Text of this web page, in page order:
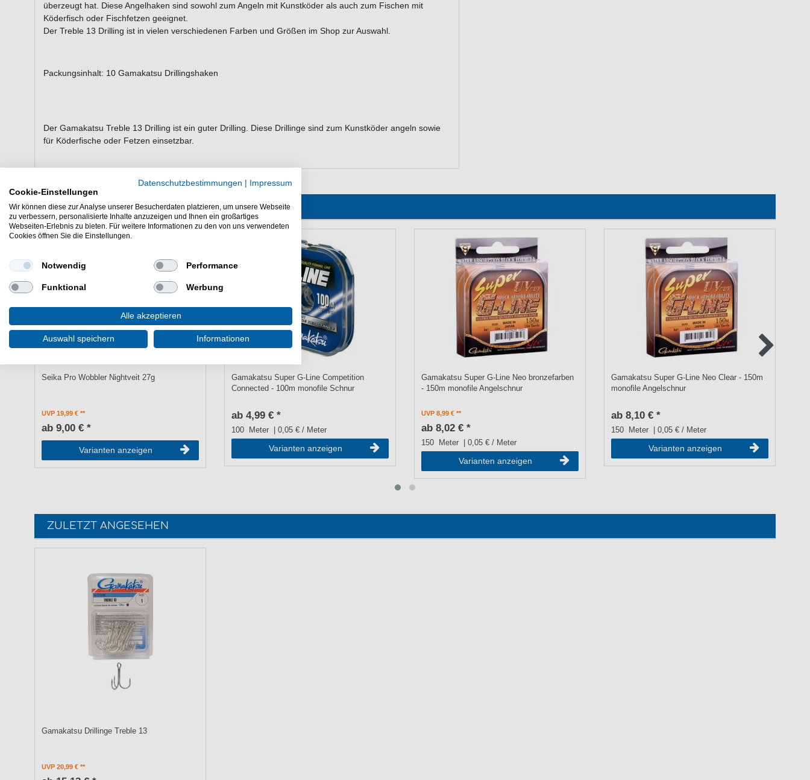
überzeugt hat. Diese Angelhaken sind sowohl zum Angeln mit Kunstköder als auch zum Fischen mit
Köderfisch oder Fischfetzen geeignet.
Der Treble 13 Drilling ist in vielen verschiedenen Farben und Größen im Shop zur Auswahl.
Packungsinhalt: 10 Gamakatsu Drillingshaken
Der Gamakatsu Treble 13 Drilling ist ein guter Drilling. Diese Drillinge sind zum Kunstköder angeln sowie
für Köderfische oder Fetzen einsetzbar.
WEITERE INTERESSANTE ARTIKEL
Seika Pro Wobbler Nightveit 27g
UVP 19,99 €
ab 9,00 € *
Varianten anzeigen
Gamakatsu Super G-Line Competition
Connected - 100m monofile Schnur
ab 4,99 € *
100 Meter | 0,05 € / Meter
Varianten anzeigen
Gamakatsu Super G-Line Neo bronzefarben
- 150m monofile Angelschnur
UVP 8,99 €
ab 8,02 € *
150 Meter | 0,05 € / Meter
Varianten anzeigen
Gamakatsu Super G-Line Neo Clear - 150m
monofile Angelschnur
ab 8,10 € *
150 Meter | 0,05 € / Meter
Varianten anzeigen
ZULETZT ANGESEHEN
Gamakatsu Drillinge Treble 13
UVP 20,99 €
Datenschutzbestimmungen
Impressum
Cookie-Einstellungen
Wir können diese zur Analyse unserer Besucherdaten platzieren, um unsere Webseite
zu verbessern, personalisierte Inhalte anzuzeigen und Ihnen ein großartiges
Webseiten-Erlebnis zu bieten. Für weitere Informationen zu den von uns verwendeten
Cookies öffnen Sie die Einstellungen.
Notwendig Performance
Funktional Werbung
Alle akzeptieren
Auswahl speichern Informationen